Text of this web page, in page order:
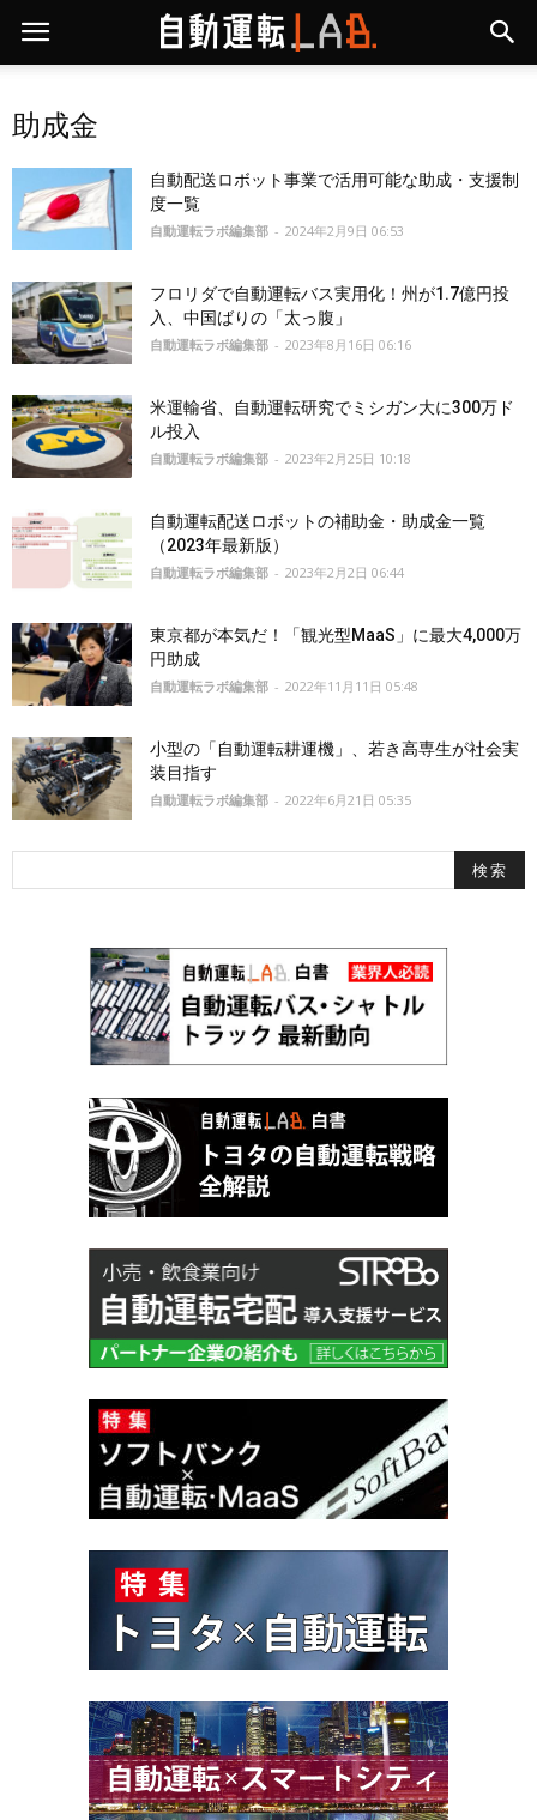
助成金
自動配送ロボット事業で活用可能な助成・支援制
度一覧
自動運転ラボ編集部 - 2024年2月9日 06:53
フロリダで自動運転バス実用化！州が1.7億円投
入、中国ばりの「太っ腹」
自動運転ラボ編集部 - 2023年8月16日 06:16
米運輸省、自動運転研究でミシガン大に300万ド
ル投入
自動運転ラボ編集部 - 2023年2月25日 10:18
自動運転配送ロボットの補助金・助成金一覧
（2023年最新版）
自動運転ラボ編集部 - 2023年2月2日 06:44
東京都が本気だ！「観光型MaaS」に最大4,000万
円助成
自動運転ラボ編集部 - 2022年11月11日 05:48
小型の「自動運転耕運機」、若き高専生が社会実
装目指す
自動運転ラボ編集部 - 2022年6月21日 05:35